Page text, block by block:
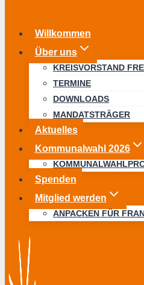
Willkommen
Über uns
KREISVORSTAND
TERMINE
DOWNLOADS
MANDATSTRÄGER
Aktuelles
Kommunalwahl 2026
Spenden
Mitglied werden
ANPACKEN FÜR